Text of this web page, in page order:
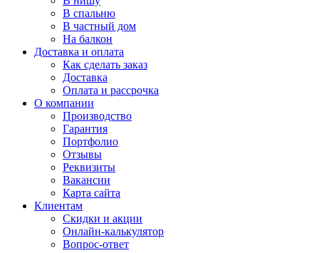
В спальню
В частный дом
На балкон
Доставка и оплата
Как сделать заказ
Доставка
Оплата и рассрочка
О компании
Производство
Гарантия
Портфолио
Отзывы
Реквизиты
Вакансии
Карта сайта
Клиентам
Скидки и акции
Онлайн-калькулятор
Вопрос-ответ